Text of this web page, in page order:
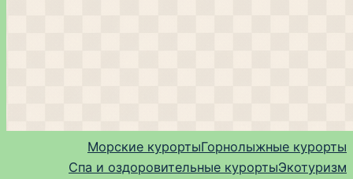
Морские курортыГорнолыжные курорты
Спа и оздоровительные курортыЭкотуризм